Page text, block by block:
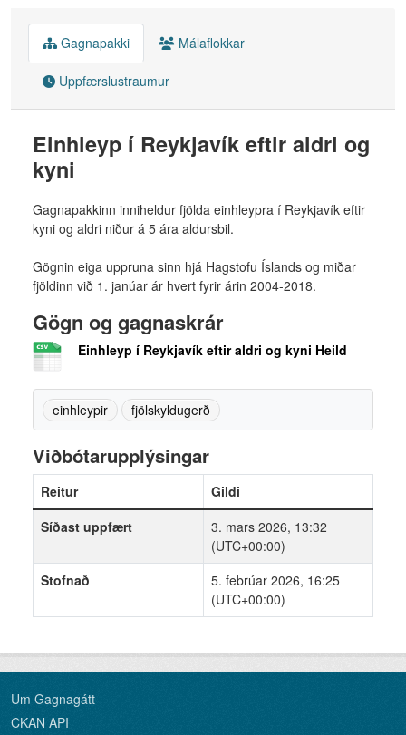
Gagnapakki Málaflokkar
Uppfærslustraumur
Einhleyp í Reykjavík eftir aldri og
kyni
Gagnapakkinn inniheldur fjölda einhleypra í Reykjavík eftir
kyni og aldri niður á 5 ára aldursbil.
Gögnin eiga uppruna sinn hjá Hagstofu Íslands og miðar
fjöldinn við 1. janúar ár hvert fyrir árin 2004-2018.
Gögn og gagnaskrár
Einhleyp í Reykjavík eftir aldri og kyni Heild
einhleypir fjölskyldugerð
Viðbótarupplýsingar
Reitur
Gildi
Síðast uppfært
3. mars 2026, 13:32
(UTC+00:00)
Stofnað
5. febrúar 2026, 16:25
(UTC+00:00)
Um Gagnagátt
CKAN API